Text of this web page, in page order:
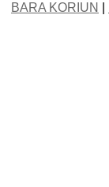
BARA KORIUN